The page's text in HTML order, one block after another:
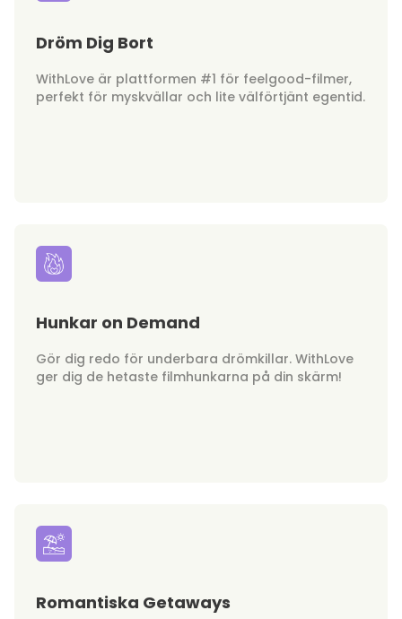
Dröm Dig Bort
WithLove är plattformen #1 för feelgood-filmer,
perfekt för myskvällar och lite välförtjänt egentid.
Hunkar on Demand
Gör dig redo för underbara drömkillar. WithLove
ger dig de hetaste filmhunkarna på din skärm!
Romantiska Getaways